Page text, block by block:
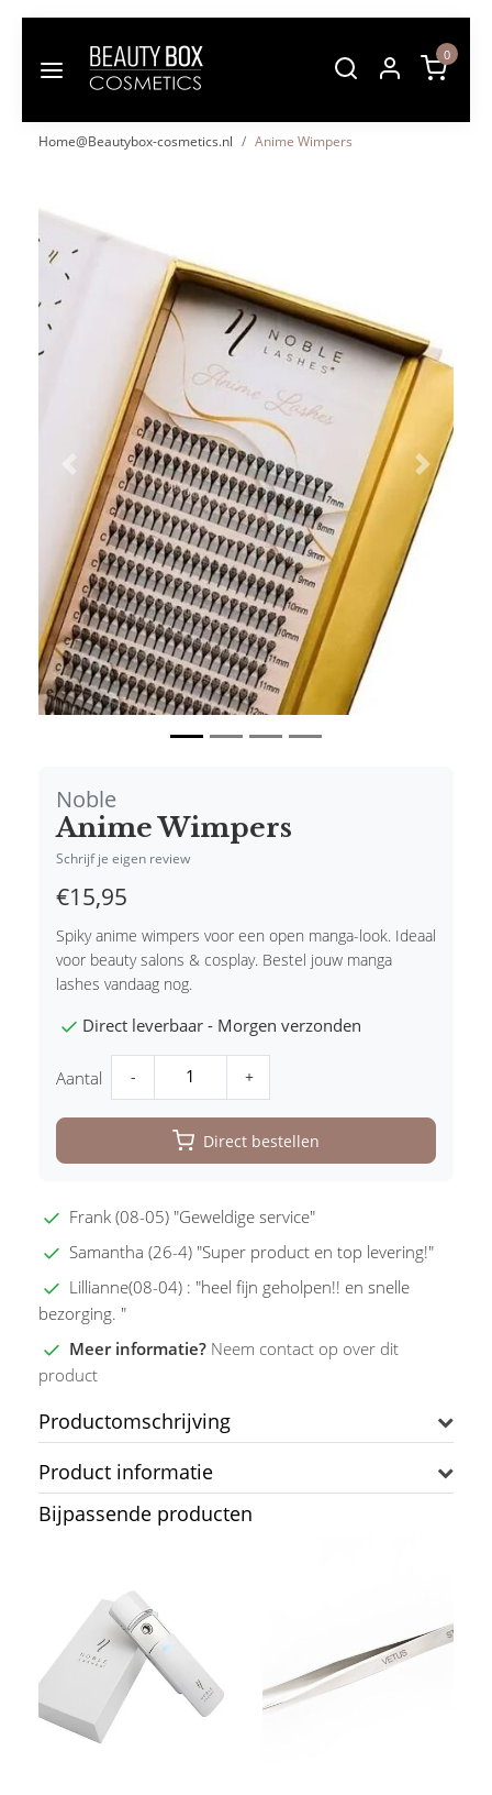
0
Home@Beautybox-cosmetics.nl Anime Wimpers
Vorige Volgende
Noble
Anime Wimpers
Schrijf je eigen review
€15,95
Spiky anime wimpers voor een open manga-look. Ideaal
voor beauty salons & cosplay. Bestel jouw manga
lashes vandaag nog.
Direct leverbaar - Morgen verzonden
Aantal - +
Direct bestellen
Frank (08-05) "Geweldige service"
Samantha (26-4) "Super product en top levering!"
Lillianne(08-04) : "heel fijn geholpen!! en snelle
bezorging. "
Meer informatie? Neem contact op over dit
product
Productomschrijving
Product informatie
Bijpassende producten